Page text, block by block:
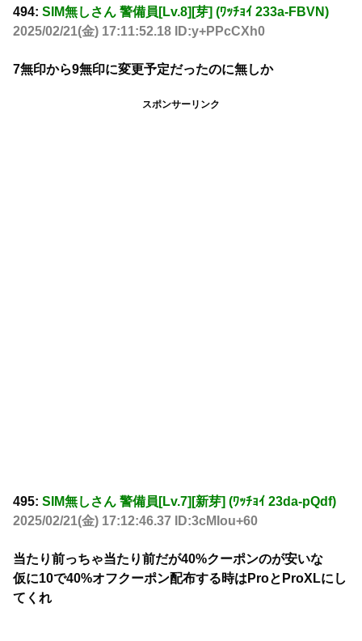
494: SIM無しさん 警備員[Lv.8][芽] (ﾜｯﾁｮｲ 233a-FBVN)
2025/02/21(金) 17:11:52.18 ID:y+PPcCXh0
7無印から9無印に変更予定だったのに無しか
スポンサーリンク
495: SIM無しさん 警備員[Lv.7][新芽] (ﾜｯﾁｮｲ 23da-pQdf)
2025/02/21(金) 17:12:46.37 ID:3cMIou+60
当たり前っちゃ当たり前だが40%クーポンのが安いな
仮に10で40%オフクーポン配布する時はProとProXLにし
てくれ